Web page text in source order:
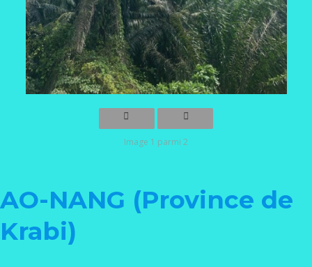
Image 1 parmi 2
AO-NANG (Province de
Krabi)